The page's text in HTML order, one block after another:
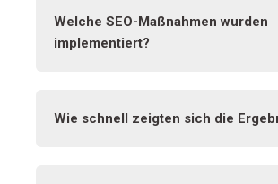
Welche SEO-Maßnahmen wurden
implementiert?
Wie schnell zeigten sich die